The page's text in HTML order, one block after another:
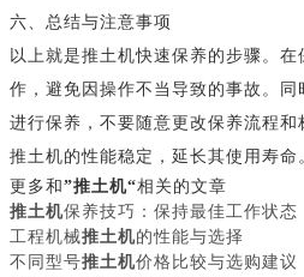
六、总结与注意事项
以上就是推土机快速保养的步骤。
作，避免因操作不当导致的事故。
进行保养，不要随意更改保养流程
推土机的性能稳定，延长其使用寿命
更多和 ”推土机“相关的文章
推土机保养技巧：保持最佳工作状态
工程机械推土机的性能与选择
不同型号推土机价格比较与选购建议